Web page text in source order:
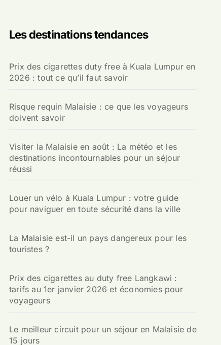
Les destinations tendances
Prix des cigarettes duty free à Kuala Lumpur en
2026 : tout ce qu’il faut savoir
Risque requin Malaisie : ce que les voyageurs
doivent savoir
Visiter la Malaisie en août : La météo et les
destinations incontournables pour un séjour
réussi
Louer un vélo à Kuala Lumpur : votre guide
pour naviguer en toute sécurité dans la ville
La Malaisie est-il un pays dangereux pour les
touristes ?
Prix des cigarettes au duty free Langkawi :
tarifs au 1er janvier 2026 et économies pour
voyageurs
Le meilleur circuit pour un séjour en Malaisie de
15 jours